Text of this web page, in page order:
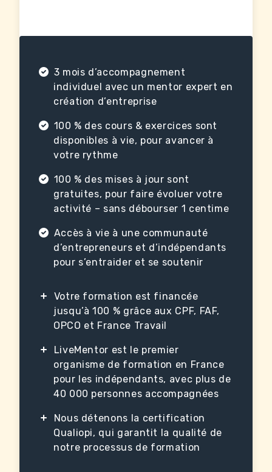
3 mois d’accompagnement
individuel avec un mentor expert en
création d’entreprise
100 % des cours & exercices sont
disponibles à vie, pour avancer à
votre rythme
100 % des mises à jour sont
gratuites, pour faire évoluer votre
activité – sans débourser 1 centime
Accès à vie à une communauté
d’entrepreneurs et d’indépendants
pour s’entraider et se soutenir
Votre formation est financée
jusqu’à 100 % grâce aux CPF, FAF,
OPCO et France Travail
LiveMentor est le premier
organisme de formation en France
pour les indépendants, avec plus de
40 000 personnes accompagnées
Nous détenons la certification
Qualiopi, qui garantit la qualité de
notre processus de formation